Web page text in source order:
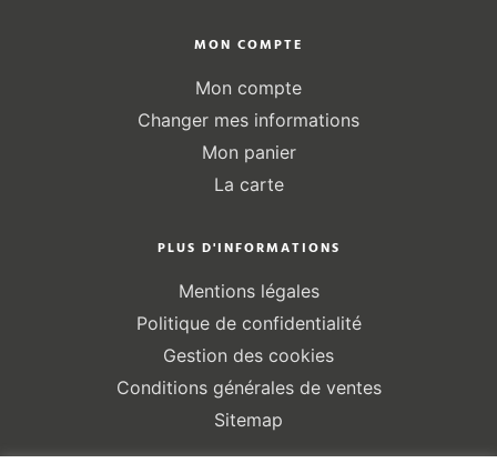
MON COMPTE
Mon compte
Changer mes informations
Mon panier
La carte
PLUS D'INFORMATIONS
Mentions légales
Politique de confidentialité
Gestion des cookies
Conditions générales de ventes
Sitemap